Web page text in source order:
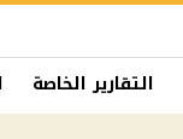
التقارير الخاصة